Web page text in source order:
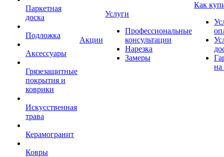
Паркетная
доска
Подложка
Аксессуары
Грязезащитные
покрытия и
коврики
Искусственная
трава
Керамогранит
Ковры
Акции
Услуги
Профессиональные
консультации
Нарезка
Замеры
Как
на